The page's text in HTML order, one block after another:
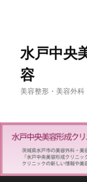
水戸中央
容
美容整形・美容外